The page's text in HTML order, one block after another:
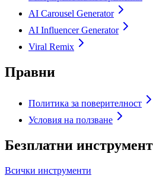
AI Carousel Generator
AI Influencer Generator
Viral Remix
Правни
Политика за поверителност
Условия на ползване
Безплатни
Всички инструменти